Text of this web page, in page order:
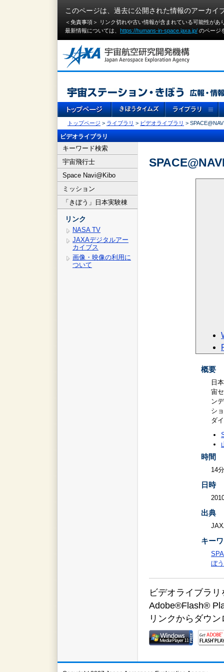
このページは、過去に公開された情報のアーカイ
＜免責事項＞ リンク切れや古い情報が含まれている可能性が
最新情報については、 https://humans-in-space.jaxa.jp/ のページ
トップページ > ライブラリ > ビデオライブラリ >
ビデオライブラリ
キーワード検索
宇宙飛行士
Space Navi@Kibo
ミッション
「きぼう」日本実験棟
リンク
NASA TV
JAXAデジタルアー
カイブス
画像・映像の利用に
ついて
概要
日
宙
ン
シ
ダ
時間
14
日時
出典
キー
ぼ
ビデオライブラ
Adobe®Flash®
リンクからダウ